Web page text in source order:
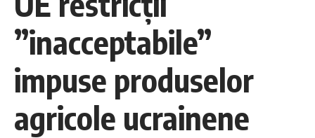
”inacceptabile”
impuse produselor
agricole ucrainene